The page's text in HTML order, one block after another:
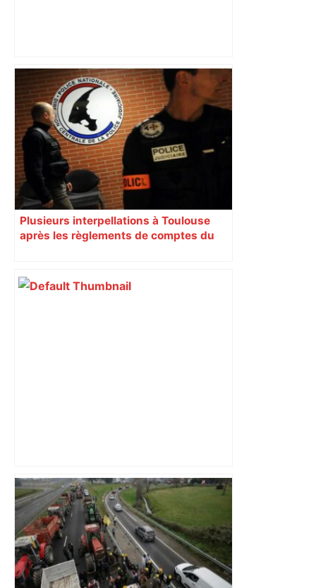
Corrida : à Toulouse, l’association One
Voice dénonce "la torture des animaux
devant les enfants" et appelle à
manifester – ladepeche.fr
Plusieurs interpellations à Toulouse
après les règlements de comptes du
Et si votre jardin faisait avancer la
science ? À Toulouse, cette expérience
citoyenne recrute pour 2026 –
L'Opinion Indépendante